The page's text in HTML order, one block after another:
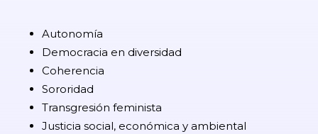
Autonomía
Democracia en diversidad
Coherencia
Sororidad
Transgresión feminista
Justicia social, económica y ambiental